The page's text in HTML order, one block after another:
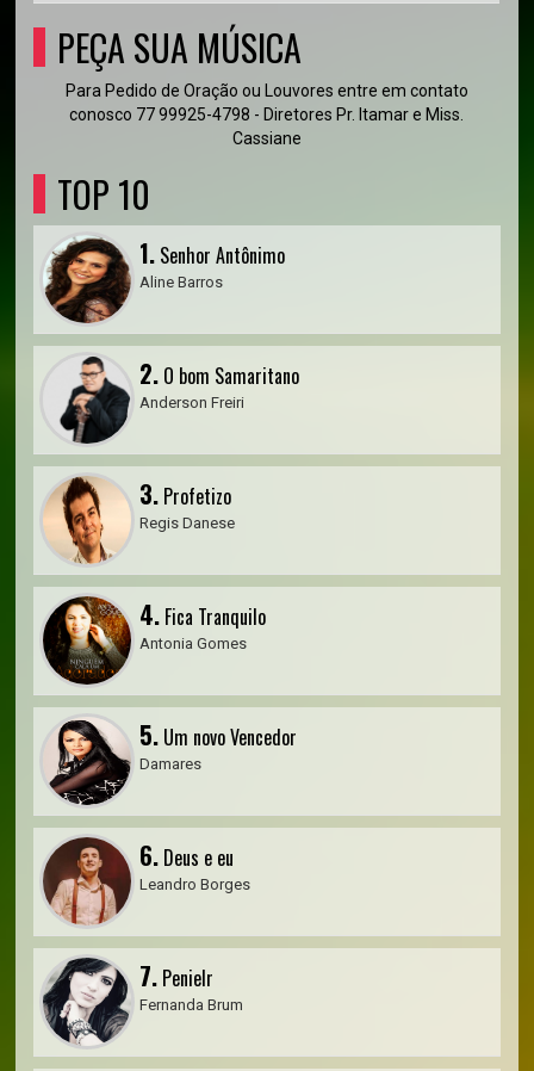
PEÇA SUA MÚSICA
Para Pedido de Oração ou Louvores entre em contato
conosco 77 99925-4798 - Diretores Pr. Itamar e Miss.
Cassiane
TOP 10
1. Senhor Antônimo
Aline Barros
2. O bom Samaritano
Anderson Freiri
3. Profetizo
Regis Danese
4. Fica Tranquilo
Antonia Gomes
5. Um novo Vencedor
Damares
6. Deus e eu
Leandro Borges
7. Penielr
Fernanda Brum